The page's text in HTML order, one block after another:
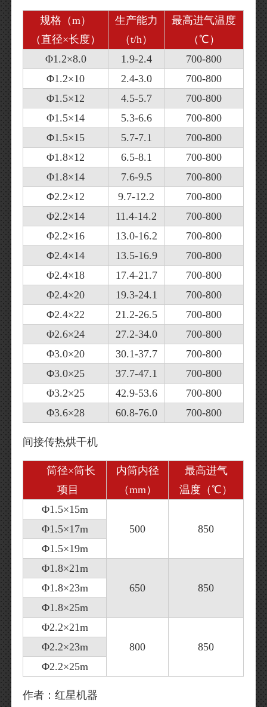
规格（m）
（直径×长度）
生产能力
（t/h）
最高进气温度
（℃）
Φ1.2×8.0
1.9-2.4
700-800
Φ1.2×10
2.4-3.0
700-800
Φ1.5×12
4.5-5.7
700-800
Φ1.5×14
5.3-6.6
700-800
Φ1.5×15
5.7-7.1
700-800
Φ1.8×12
6.5-8.1
700-800
Φ1.8×14
7.6-9.5
700-800
Φ2.2×12
9.7-12.2
700-800
Φ2.2×14
11.4-14.2
700-800
Φ2.2×16
13.0-16.2
700-800
Φ2.4×14
13.5-16.9
700-800
Φ2.4×18
17.4-21.7
700-800
Φ2.4×20
19.3-24.1
700-800
Φ2.4×22
21.2-26.5
700-800
Φ2.6×24
27.2-34.0
700-800
Φ3.0×20
30.1-37.7
700-800
Φ3.0×25
37.7-47.1
700-800
Φ3.2×25
42.9-53.6
700-800
Φ3.6×28
60.8-76.0 700-800
间接传热烘干机
筒径×筒长
项目
内筒内径
（mm）
最高进气
温度（℃）
Φ1.5×15m
500
850
Φ1.5×17m
Φ1.5×19m
Φ1.8×21m
650
850
Φ1.8×23m
Φ1.8×25m
Φ2.2×21m
800
850
Φ2.2×23m
Φ2.2×25m
作者：红星机器